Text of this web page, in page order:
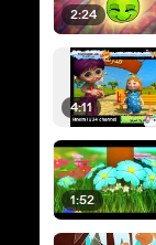
2:24
4:11
1:52